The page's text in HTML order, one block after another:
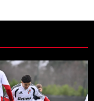
ya se sabe qué
de tendencia con el